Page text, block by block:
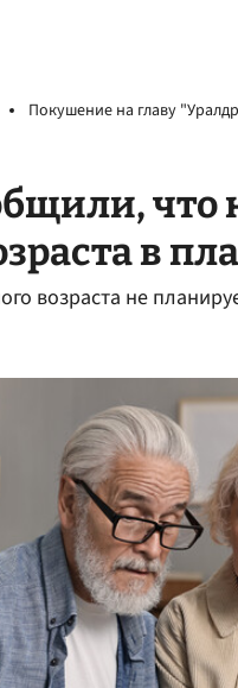
Покушение на главу
что
в
возраста не